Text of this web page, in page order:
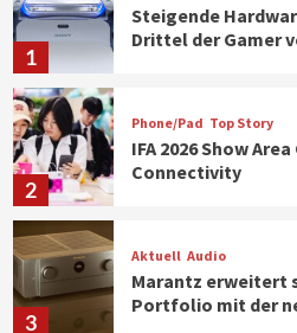
1
Steigende
Drittel der Gamer
2
Phone/Pad Top Story
IFA 2026 Show
Connectivity
3
Aktuell Audio
Marantz erweitert
Portfolio mit der